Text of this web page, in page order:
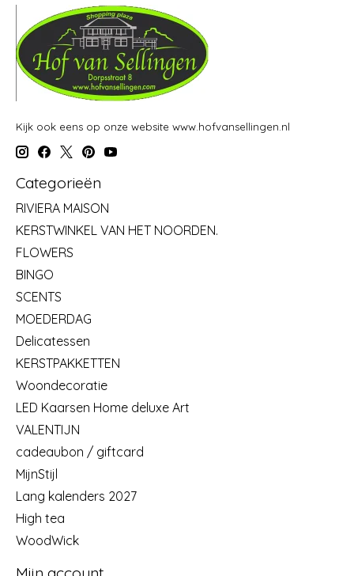
Kijk ook eens op onze website www.hofvansellingen.nl
Categorieën
RIVIERA MAISON
KERSTWINKEL VAN HET NOORDEN.
FLOWERS
BINGO
SCENTS
MOEDERDAG
Delicatessen
KERSTPAKKETTEN
Woondecoratie
LED Kaarsen Home deluxe Art
VALENTIJN
cadeaubon / giftcard
MijnStijl
Lang kalenders 2027
High tea
WoodWick